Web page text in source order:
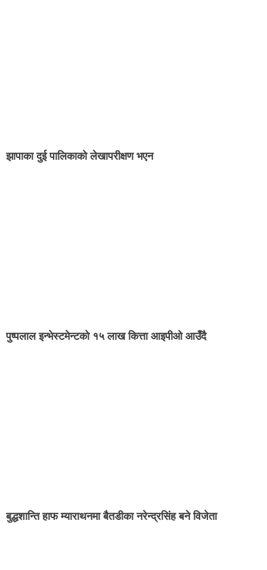
झापाका दुई पालिकाको लेखापरीक्षण भएन
पुष्पलाल इन्भेस्टमेन्टको १५ लाख कित्ता आइपीओ आउँदै
बुद्धशान्ति हाफ म्याराथनमा बैतडीका नरेन्द्रसिंह बने विजेता